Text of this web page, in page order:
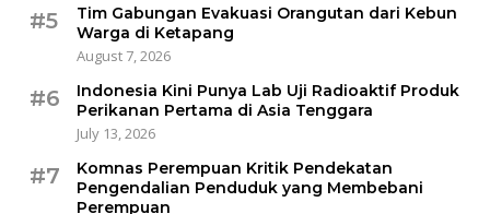
#5
Tim Gabungan Evakuasi Orangutan dari Kebun
Warga di Ketapang
August 7, 2026
#6
Indonesia Kini Punya Lab Uji Radioaktif Produk
Perikanan Pertama di Asia Tenggara
July 13, 2026
#7
Komnas Perempuan Kritik Pendekatan
Pengendalian Penduduk yang Membebani
Perempuan